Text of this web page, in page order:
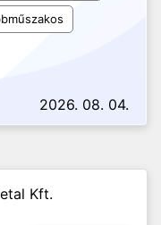
2026. 08. 04.
Kft.